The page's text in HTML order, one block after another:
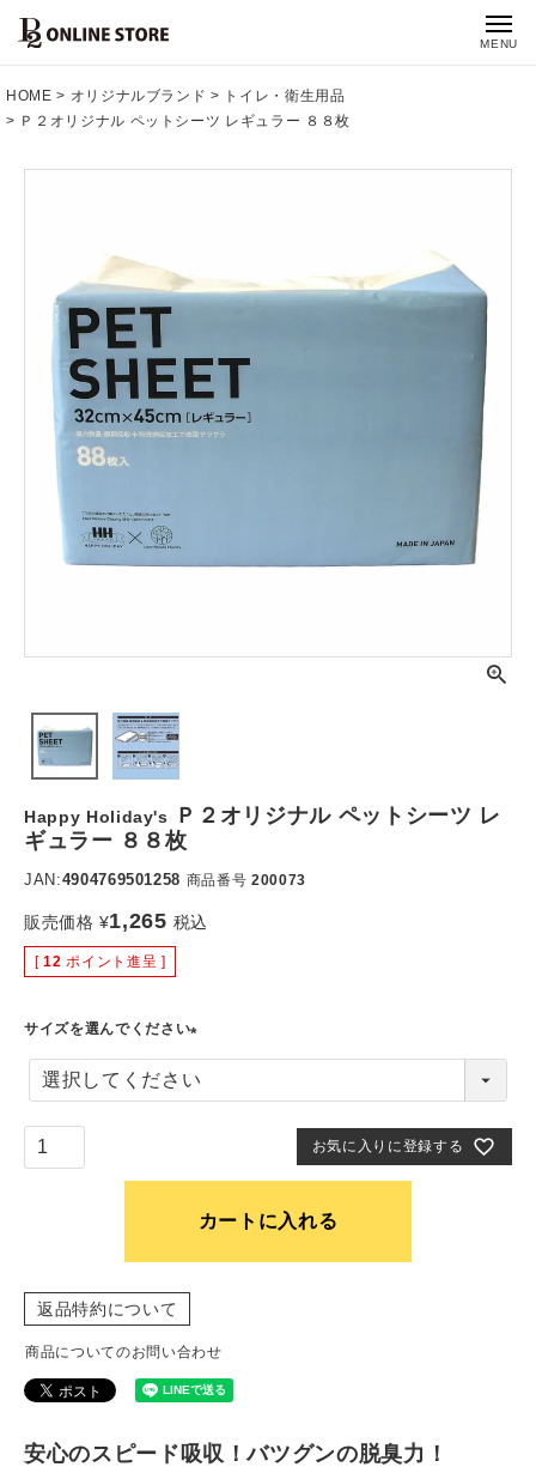
MENU
HOME オリジナルブランド
トイレ・衛生用品
Ｐ２オリジナル ペットシーツ レギュラー ８８枚
Happy Holiday's
Ｐ２オリジナル ペットシーツ レ
ギュラー ８８枚
JAN:4904769501258 商品番号 200073
販売価格 ¥1,265 税込
[ 12 ポイント進呈 ]
サイズを選んでください
(
必
お気に入りに登録する
カートに入れる
返品特約について
商品についてのお問い合わせ
安心のスピード吸収！バツグンの脱臭力！